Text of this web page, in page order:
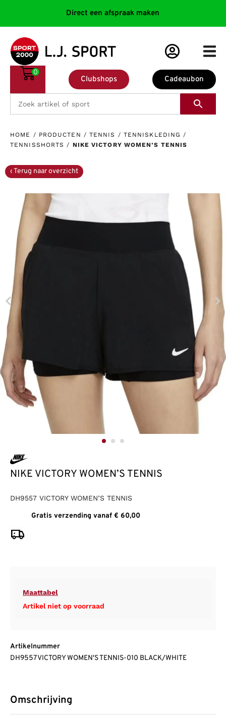
Direct een afspraak maken
Cadeaubon
Clubshops
0
HOME / PRODUCTEN / TENNIS / TENNISKLEDING /
TENNISSHORTS / NIKE VICTORY WOMEN’S TENNIS
NIKE VICTORY WOMEN’S TENNIS
DH9557 VICTORY WOMEN’S TENNIS
Gratis verzending vanaf € 60,00
Maattabel
Artikel niet op voorraad
Artikelnummer
DH9557 VICTORY WOMEN'S TENNIS-010 BLACK/WHITE
Omschrijving